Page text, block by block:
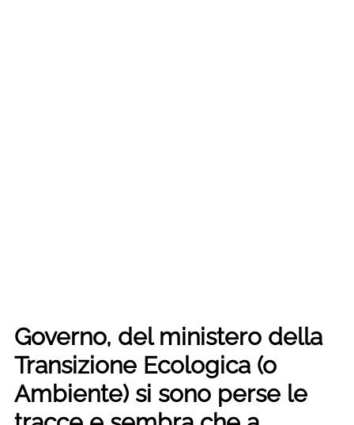
Governo, del ministero della
Transizione Ecologica (o
Ambiente) si sono perse le